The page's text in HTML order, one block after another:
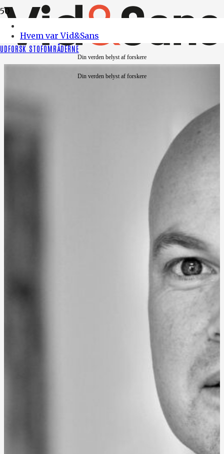
Hvem var Vid&Sans
UDFORSK STOFOMRÅDERNE
Din verden belyst af forskere
Din verden belyst af forskere